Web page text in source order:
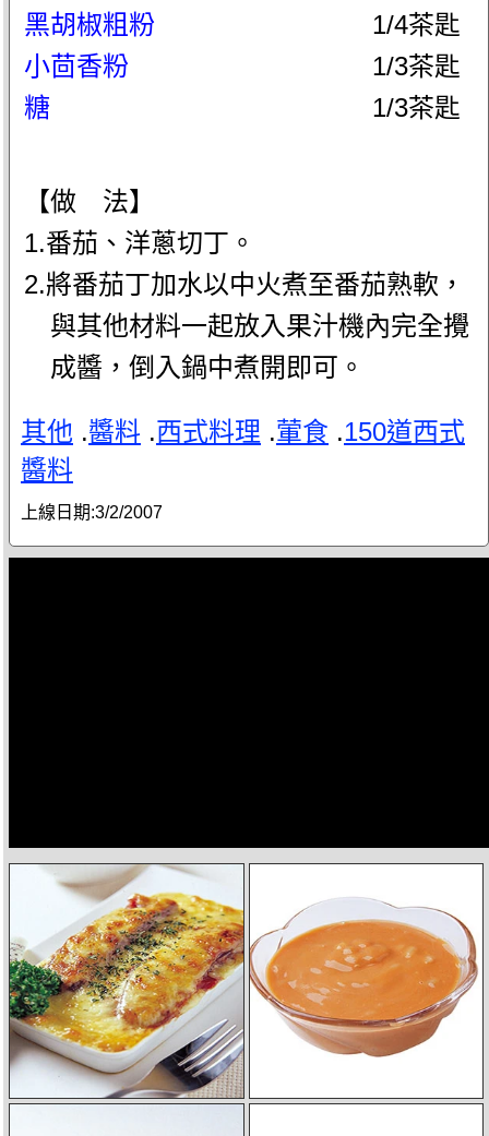
黑胡椒粗粉
1/4茶匙
小茴香粉
1/3茶匙
糖
1/3茶匙
【做 法】
1.番茄、洋蔥切丁。
2.將番茄丁加水以中火煮至番茄熟軟，
與其他材料一起放入果汁機內完全攪
成醬，倒入鍋中煮開即可。
其他 .醬料 .西式料理 .葷食 .150道西式
醬料
上線日期:3/2/2007